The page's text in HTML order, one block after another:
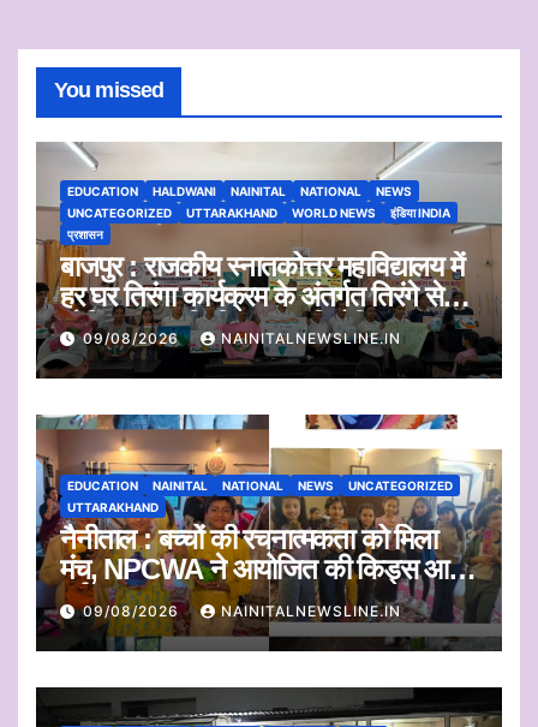
You missed
EDUCATION HALDWANI NAINITAL NATIONAL
NEWS
UNCATEGORIZED
UTTARAKHAND WORLD NEWS
इंडिया INDIA
प्रशासन
बाजपुर : राजकीय स्नातकोत्तर महाविद्यालय में
हर घर तिरंगा कार्यक्रम के अंतर्गत तिरंगे से
प्रेरित कलाकृति चित्रण प्रतियोगिता
आयोजित
09/08/2026 NAINITALNEWSLINE.IN
EDUCATION NAINITAL NATIONAL NEWS
UNCATEGORIZED
UTTARAKHAND
नैनीताल : बच्चों की रचनात्मकता को मिला
मंच, NPCWA ने आयोजित की किड्स आर्ट
वर्कशॉप
09/08/2026 NAINITALNEWSLINE.IN